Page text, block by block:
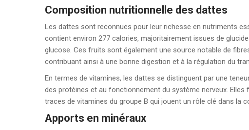
Composition nutritionnelle des dattes
Les dattes sont reconnues pour leur richesse en nutriments
contient environ 277 calories, majoritairement issues de
glucose. Ces fruits sont également une source notable de
contribuant ainsi à une bonne digestion et à la régulation du
En termes de vitamines, les dattes se distinguent par une
des protéines et au fonctionnement du système nerveux.
traces de vitamines du groupe B qui jouent un rôle clé dans la
Apports en minéraux